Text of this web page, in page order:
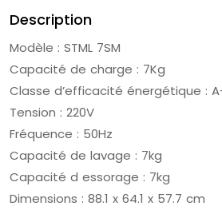
Description
Modèle : STML 7SM
Capacité de charge : 7Kg
Classe d’efficacité énergétique :
Tension : 220V
Fréquence : 50Hz
Capacité de lavage : 7kg
Capacité d essorage : 7kg
Dimensions : 88.1 x 64.1 x 57.7 cm